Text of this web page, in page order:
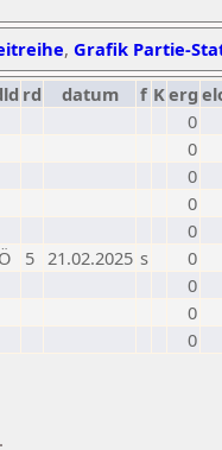
, Grafik Partie-
rd datum f Kerg
0
0
0
0
0
5 21.02.2025 s 0
0
0
0